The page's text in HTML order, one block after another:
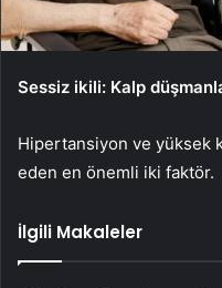
Sessiz ikili: Kalp
Hipertansiyon ve yüksek
eden en önemli iki faktör.
İlgili Makaleler